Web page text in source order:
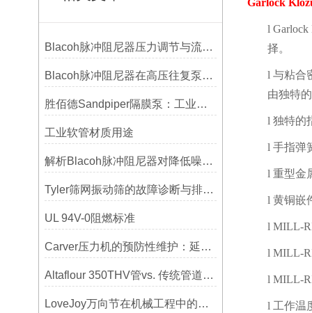
Blacoh脉冲阻尼器压力调节与流量匹配技巧
Blacoh脉冲阻尼器在高压往复泵系统中的应用
胜佰德Sandpiper隔膜泵：工业流体输送的可靠动力解决方案
工业软管材质用途
解析Blacoh脉冲阻尼器对降低噪音的显著作用
Tyler筛网振动筛的故障诊断与排除方法总结
UL 94V-0阻燃标准
Carver压力机的预防性维护：延长使用寿命的技巧
Altaflour 350THV管vs. 传统管道：谁更耐用？
LoveJoy万向节在机械工程中的重要性
Garlock
l Garlock
择。
l 与粘合
由独特
l 独特的
l 手指弹
l 重型金
l 黄铜嵌
l MILL-
l MILL-
l MILL-
l 工作温